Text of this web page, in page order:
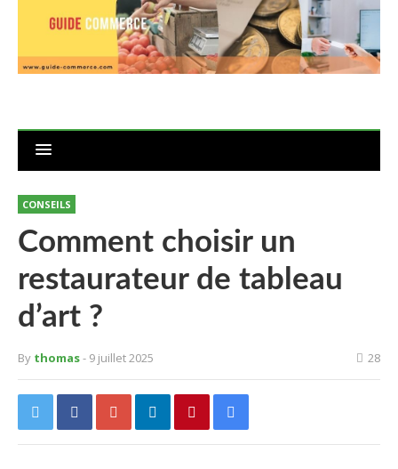
CONSEILS
Comment choisir un
restaurateur de tableau
d’art ?
By thomas- 9 juillet 2025 28